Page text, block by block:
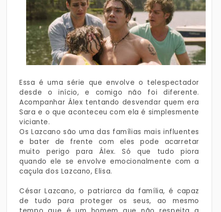
Essa é uma série que envolve o telespectador
desde o início, e comigo não foi diferente.
Acompanhar Álex tentando desvendar quem era
Sara e o que aconteceu com ela é simplesmente
viciante.
Os Lazcano são uma das famílias mais influentes
e bater de frente com eles pode acarretar
muito perigo para Álex. Só que tudo piora
quando ele se envolve emocionalmente com a
caçula dos Lazcano, Elisa.
César Lazcano, o patriarca da família, é capaz
de tudo para proteger os seus, ao mesmo